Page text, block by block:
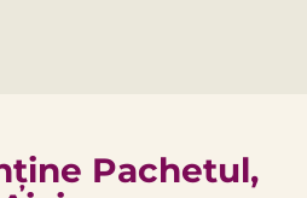
Pachetul,